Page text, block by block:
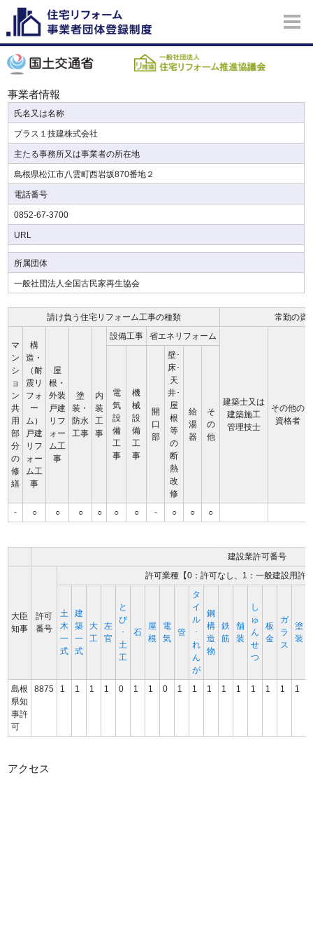
事業者情報
氏名又は名称
プラス１技建株式会社
主たる事務所又は事業者の所在地
島根県松江市八雲町西岩坂870番地２
電話番号
0852-67-3700
URL
所属団体
一般社団法人全国古民家再生協会
請け負う住宅リフォーム工事の種類 常勤の資
マ
ン
シ
ョ
ン
共
用
部
分
の
修
繕
構
造・
（耐
震リ
フォ
ー
ム）
戸建
リフ
ォー
ム工
事
屋
根・
外装
戸建
リフ
ォー
ム工
事
塗
装・
防水
工事
内
装
工
事
設備工事 省エネリフォーム
建築士又は
建築施工
管理技士
その他の
資格者
電
気
設
備
工
事
機
械
設
備
工
事
開
口
部
壁･
床･
天
井･
屋
根
等
の
断
熱
改
修
給
湯
器
そ
の
他
- ○ ○ ○ ○ ○ ○ - ○ ○ ○
建設業許可番号
大臣
知事
許可
番号
許可業種【0：許可なし、1：一般建設用許
土
木
一
式
建
築
一
式
大
工
左
官
と
び
･
土
工
石
屋
根
電
気
管
タ
イ
ル
･
れ
ん
が
鋼
構
造
物
鉄
筋
舗
装
し
ゅ
ん
せ
つ
板
金
ガ
ラ
ス
塗
装
島根
県知
事許
可
8875 1 1 1 1 0 1 1 0 1 1 1 1 1 1 1 1 1
アクセス